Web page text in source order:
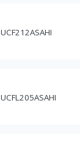
UCF212ASAHI
UCFL205ASAHI